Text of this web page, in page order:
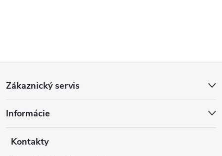
p
Zákaznický servis
Informácie
Kontakty